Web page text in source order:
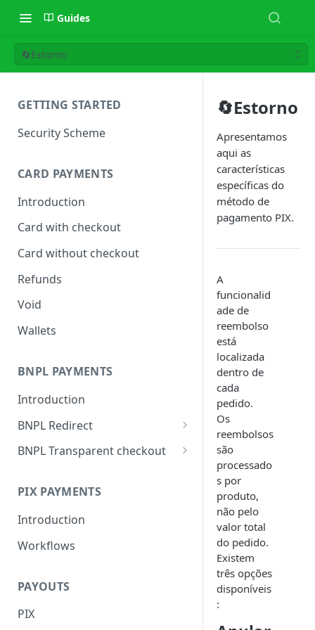
Guides
🔄Estorno
GETTING STARTED
Security Scheme
CARD PAYMENTS
Introduction
Card with checkout
Card without checkout
Refunds
Void
Wallets
BNPL PAYMENTS
Introduction
BNPL Redirect
Embedded integration
BNPL Transparent checkout
PIX PAYMENTS
Introduction
Workflows
PAYOUTS
PIX
🔄Estorno
Apresentamos
aqui as
características
específicas do
método de
pagamento PIX.
A
funcionalid
ade de
reembolso
está
localizada
dentro de
cada
pedido.
Os
reembolsos
são
processado
s por
produto,
não pelo
valor total
do pedido.
Existem
três opções
disponíveis
: